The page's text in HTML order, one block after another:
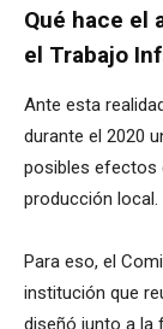
Qué hace el
el Trabajo
Ante esta
durante el 2020
posibles efectos
producción local.
Para eso, el
institución que
diseñó junto a la